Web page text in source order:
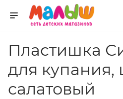
Пластишка
для купания,
салатовый